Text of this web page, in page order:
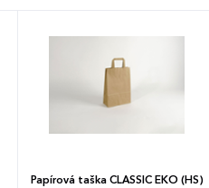
Papírová taška CLASSIC EKO (HS)